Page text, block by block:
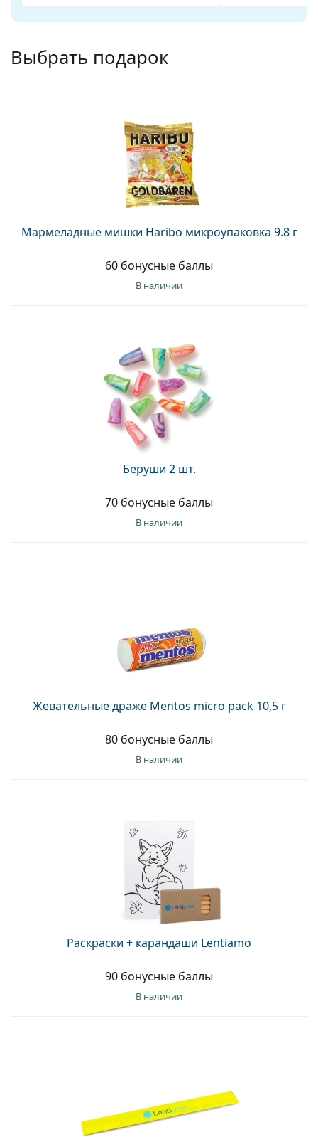
Persol
Все бренды
Выбрать подарок
Мармеладные мишки Haribo микроупаковка 9.8 г
60 бонусные баллы
в наличии
Беруши 2 шт.
70 бонусные баллы
в наличии
Жевательные драже Mentos micro pack 10,5 г
80 бонусные баллы
в наличии
Раскраски + карандаши Lentiamo
90 бонусные баллы
в наличии